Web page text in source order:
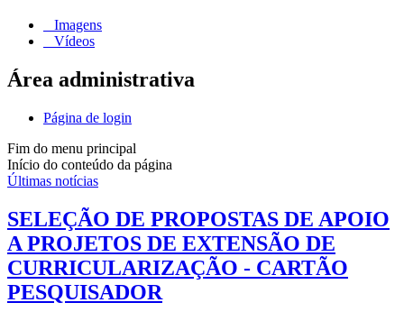
Imagens
Vídeos
Área administrativa
Página de login
Fim do menu principal
Início do conteúdo da página
Últimas notícias
SELEÇÃO DE PROPOSTAS DE APOIO
A PROJETOS DE EXTENSÃO DE
CURRICULARIZAÇÃO - CARTÃO
PESQUISADOR